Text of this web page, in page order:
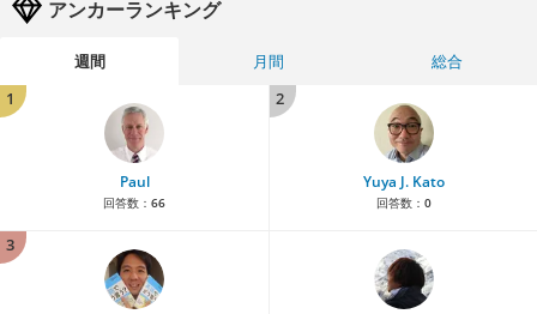
アンカーランキング
週間 月間
総合
1
Paul
回答数： 66
2
Yuya J. Kato
回答数： 0
3